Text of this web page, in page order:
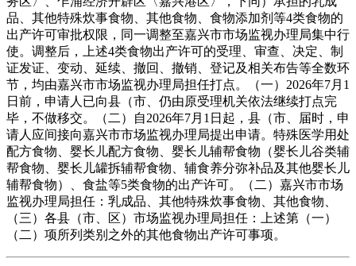
品、其他特殊炊事食物、其他食物、食物添加剂等4类食物的
出产许可审批权限，同一调整至嘉兴市市场监视办理局集中行
使。调整后，上述4类食物出产许可的受理、审查、决定、制
证发证、变动、延续、撤回、撤销、登记及相关布告等全数环
节，均由嘉兴市市场监视办理局担任打点。（一）2026年7月1
日前，申请人已向县（市、仍由原受理机关依法继续打点完
毕，不做移交。（二）自2026年7月1日起，县（市、届时，申
请人应间接向嘉兴市市场监视办理局提出申请。特殊医学用处
配方食物、婴长儿配方食物、婴长儿辅帮食物（婴长儿谷类辅
帮食物、婴长儿罐拆辅帮食物、辅食养分弥补品及其他婴长儿
辅帮食物）、食盐等5类食物的出产许可。（二）嘉兴市市场
监视办理局担任：乳成品、其他特殊炊事食物、其他食物、
（三）各县（市、区）市场监视办理局担任：上述第（一）
（二）项所列类别之外的其他食物出产许可事项。